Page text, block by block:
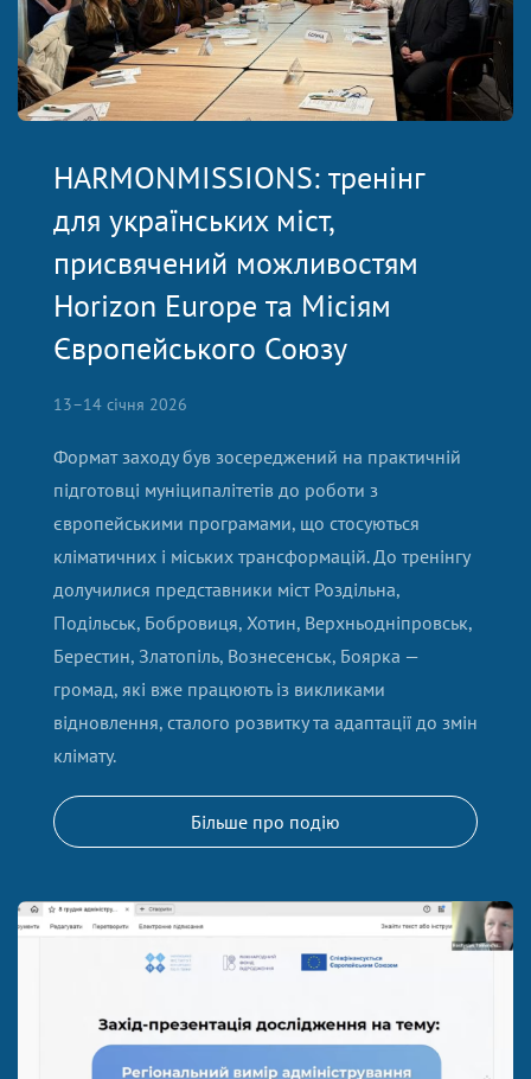
HARMONMISSIONS: тренінг
для українських міст,
присвячений можливостям
Horizon Europe та Місіям
Європейського Союзу
13–14 січня 2026
Формат заходу був зосереджений на практичній
підготовці муніципалітетів до роботи з
європейськими програмами, що стосуються
кліматичних і міських трансформацій. До тренінгу
долучилися представники міст Роздільна,
Подільськ, Бобровиця, Хотин, Верхньодніпровськ,
Берестин, Златопіль, Вознесенськ, Боярка —
громад, які вже працюють із викликами
відновлення, сталого розвитку та адаптації до змін
клімату.
Більше про подію